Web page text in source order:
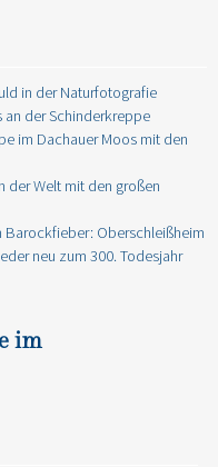
in der Naturfotografie
an der Schinderkreppe
im Dachauer Moos mit den
der Welt mit den großen
Barockfieber: Oberschleißheim
neu zum 300. Todesjahr
im